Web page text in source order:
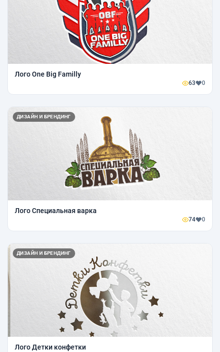
Лого One Big Familly
63 0
ДИЗАЙН И БРЕНДИНГ
Лого Специальная варка
74 0
ДИЗАЙН И БРЕНДИНГ
Лого Детки конфетки